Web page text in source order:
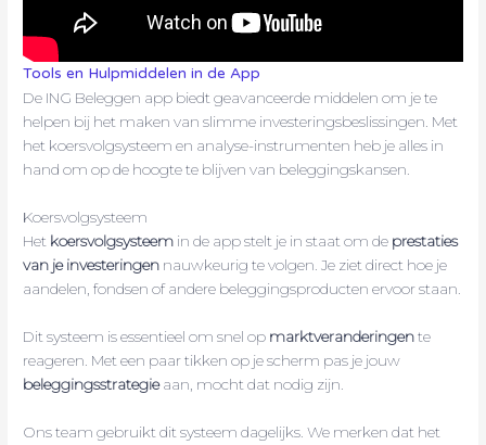
Tools en Hulpmiddelen in de App
De ING Beleggen app biedt geavanceerde middelen om je te
helpen bij het maken van slimme investeringsbeslissingen. Met
het koersvolgsysteem en analyse-instrumenten heb je alles in
hand om op de hoogte te blijven van beleggingskansen.
Koersvolgsysteem
Het koersvolgsysteem in de app stelt je in staat om de prestaties
van je investeringen nauwkeurig te volgen. Je ziet direct hoe je
aandelen, fondsen of andere beleggingsproducten ervoor staan.
Dit systeem is essentieel om snel op marktveranderingente
reageren. Met een paar tikken op je scherm pas je jouw
beleggingsstrategieaan, mocht dat nodig zijn.
Ons team gebruikt dit systeem dagelijks. We merken dat het